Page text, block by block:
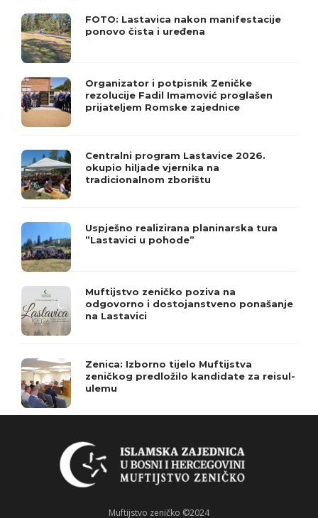
FOTO: Lastavica nakon manifestacije
ponovo čista i uređena
Organizator i potpisnik Zeničke
rezolucije Fadil Imamović proglašen
prijateljem Romske zajednice
Centralni program Lastavice 2026.
okupio hiljade vjernika na
tradicionalnom zborištu
Uspješno realizirana planinarska tura
”Lastavici u pohode”
Muftijstvo zeničko poziva na
odgovorno i dostojanstveno ponašanje
na Lastavici
Zenica: Izborno tijelo Muftijstva
zeničkog predložilo kandidate za reisul-
ulemu
Muftijstvo zeničko ©2024